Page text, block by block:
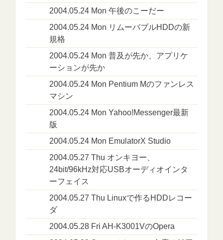
2004.05.24 Mon 午後のこーだー
2004.05.24 Mon リムーバブルHDDの新
規格
2004.05.24 Mon 普及が先か、アプリケ
ーションが先か
2004.05.24 Mon Pentium Mのファンレス
マシン
2004.05.24 Mon Yahoo!Messenger最新
版
2004.05.24 Mon EmulatorX Studio
2004.05.27 Thu オンキヨー、
24bit/96kHz対応USBオーディオインタ
ーフェイス
2004.05.27 Thu Linuxで作るHDDレコー
ダ
2004.05.28 Fri AH-K3001VのOpera